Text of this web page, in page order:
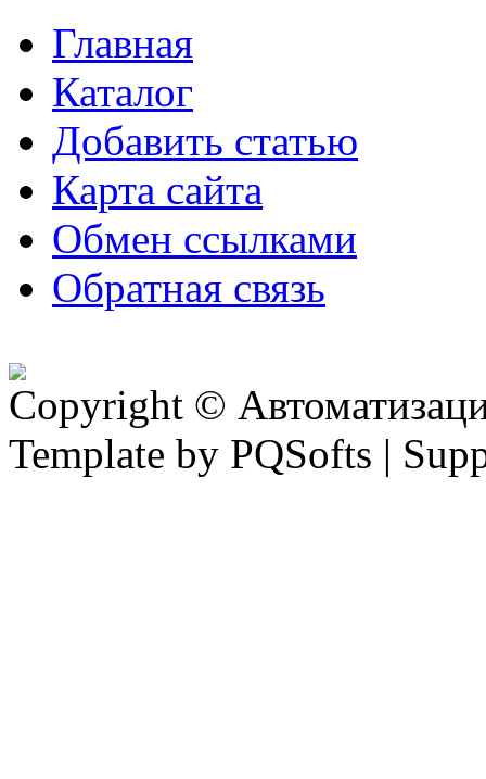
Главная
Каталог
Добавить статью
Карта сайта
Обмен ссылками
Обратная связь
Copyright ©
Template by PQSofts |